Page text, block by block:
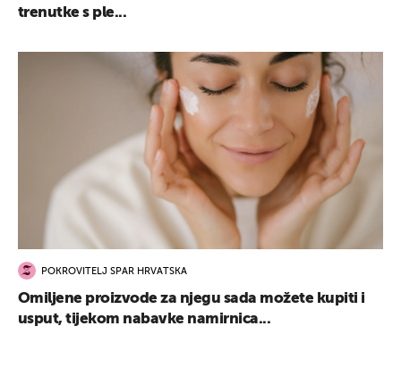
trenutke s ple...
POKROVITELJ SPAR HRVATSKA
Omiljene proizvode za njegu sada možete kupiti i
usput, tijekom nabavke namirnica...
UKLJUČITE NOTIFIKACIJE